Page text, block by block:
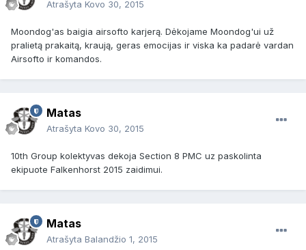
Atrašyta Kovo 30, 2015
Moondog'as baigia airsofto karjerą. Dėkojame Moondog'ui už
pralietą prakaitą, kraują, geras emocijas ir viska ka padarė vardan
Airsofto ir komandos.
Matas
Atrašyta Kovo 30, 2015
10th Group kolektyvas dekoja Section 8 PMC uz paskolinta
ekipuote Falkenhorst 2015 zaidimui.
Matas
Atrašyta Balandžio 1, 2015